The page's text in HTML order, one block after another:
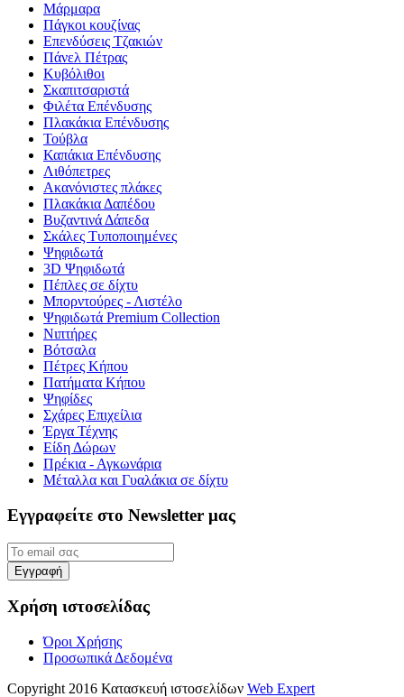
Μάρμαρα
Πάγκοι κουζίνας
Επενδύσεις Τζακιών
Πάνελ Πέτρας
Κυβόλιθοι
Σκαπιτσαριστά
Φιλέτα Επένδυσης
Πλακάκια Επένδυσης
Τούβλα
Καπάκια Επένδυσης
Λιθόπετρες
Ακανόνιστες πλάκες
Πλακάκια Δαπέδου
Βυζαντινά Δάπεδα
Σκάλες Τυποποιημένες
Ψηφιδωτά
3D Ψηφιδωτά
Πέπλες σε δίχτυ
Μπορντούρες - Λιστέλο
Ψηφιδωτά Premium Collection
Νιπτήρες
Βότσαλα
Πέτρες Κήπου
Πατήματα Κήπου
Ψηφίδες
Σχάρες Επιχείλια
Έργα Τέχνης
Είδη Δώρων
Πρέκια - Αγκωνάρια
Μέταλλα και Γυαλάκια σε δίχτυ
Εγγραφείτε στο Newsletter μας
Χρήση ιστοσελίδας
Όροι Χρήσης
Προσωπικά Δεδομένα
Copyright 2016 Κατασκευή ιστοσελίδων Web Expert